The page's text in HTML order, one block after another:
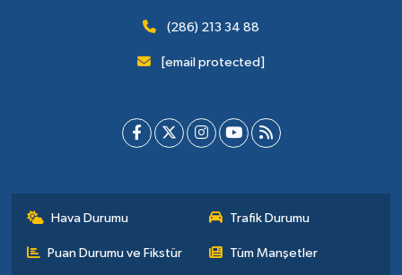
(286) 213 34 88
[email protected]
Hava Durumu Trafik Durumu
Puan Durumu ve Fikstür Tüm Manşetler